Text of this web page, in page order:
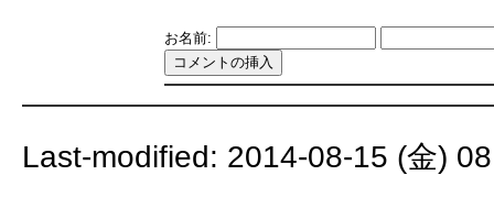
お名前:
Last-modified: 2014-08-15 (金)